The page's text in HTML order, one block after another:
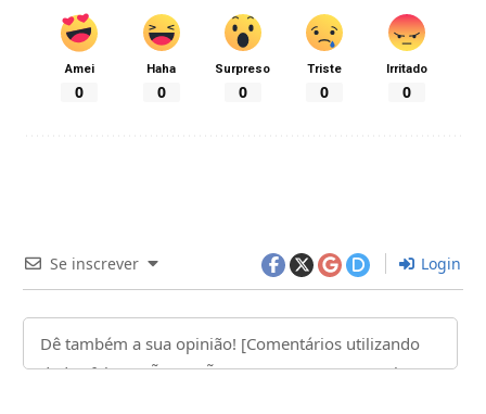
Amei
0
Haha
0
Surpreso
0
Triste
0
Irritado
0
Se inscrever Login